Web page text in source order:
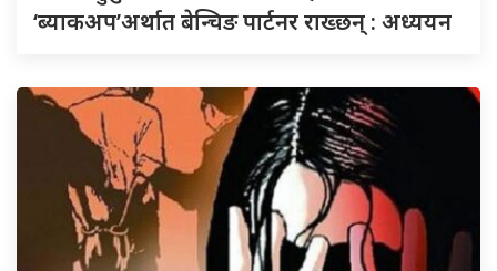
‘ब्याकअप’अर्थात बेन्चिङ पार्टनर राख्छन् : अध्ययन